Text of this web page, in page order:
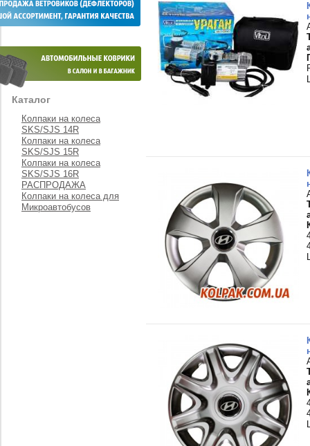
Каталог
Колпаки на колеса
SKS/SJS 14R
Колпаки на колеса
SKS/SJS 15R
Колпаки на колеса
SKS/SJS 16R
РАСПРОДАЖА
Колпаки на колеса для
Микроавтобусов